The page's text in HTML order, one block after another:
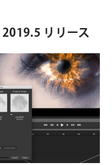
リリース